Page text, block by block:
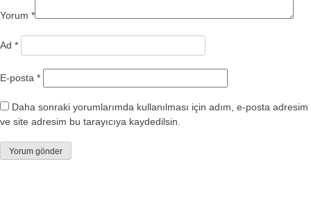
Yorum *
Ad *
E-posta *
Daha sonraki yorumlarımda kullanılması için adım, e-posta adresim
ve site adresim bu tarayıcıya kaydedilsin.